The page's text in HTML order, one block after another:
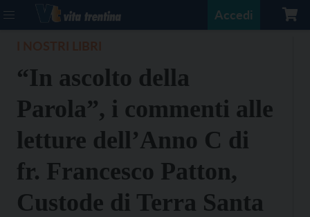
Accedi
“In ascolto della
Parola”, i commenti alle
letture dell’Anno C di
fr. Francesco Patton,
Custode di Terra Santa